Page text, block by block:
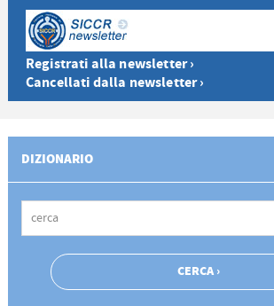
Registrati alla newsletter ›
Cancellati dalla newsletter ›
DIZIONARIO